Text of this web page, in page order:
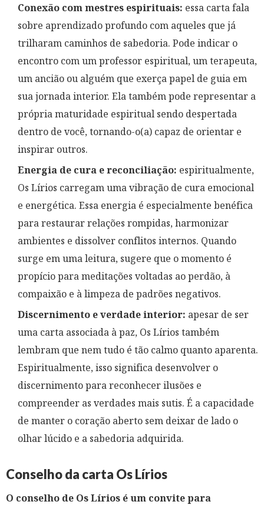
Conexão com mestres espirituais: essa carta fala
sobre aprendizado profundo com aqueles que já
trilharam caminhos de sabedoria. Pode indicar o
encontro com um professor espiritual, um terapeuta,
um ancião ou alguém que exerça papel de guia em
sua jornada interior. Ela também pode representar a
própria maturidade espiritual sendo despertada
dentro de você, tornando-o(a) capaz de orientar e
inspirar outros.
Energia de cura e reconciliação: espiritualmente,
Os Lírios carregam uma vibração de cura emocional
e energética. Essa energia é especialmente benéfica
para restaurar relações rompidas, harmonizar
ambientes e dissolver conflitos internos. Quando
surge em uma leitura, sugere que o momento é
propício para meditações voltadas ao perdão, à
compaixão e à limpeza de padrões negativos.
Discernimento e verdade interior: apesar de ser
uma carta associada à paz, Os Lírios também
lembram que nem tudo é tão calmo quanto aparenta.
Espiritualmente, isso significa desenvolver o
discernimento para reconhecer ilusões e
compreender as verdades mais sutis. É a capacidade
de manter o coração aberto sem deixar de lado o
olhar lúcido e a sabedoria adquirida.
Conselho da carta Os Lírios
O conselho de Os Lírios é um convite para